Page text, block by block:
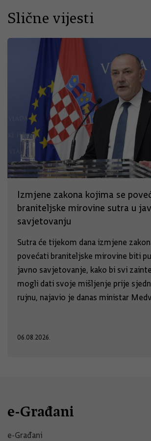
Slične vijesti
Izmjene zakona kojima se
braniteljske mirovine sutra u
savjetovanju
Sutra će tijekom dana izmjene
povećati braniteljske mirovine biti
javno savjetovanje, kako bi svi
mogli dati svoje mišljenje prije
rujnu, najavio je danas ministar
06.08.2026.
e-Građani
e-Građani